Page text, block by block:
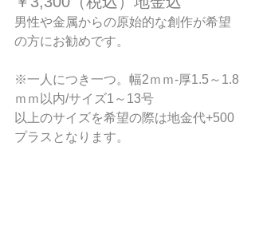
男性や金属からの原始的な創作が希望
の方にお勧めです。
※一人につき一つ。幅2ｍｍ-厚1.5～1.8
ｍｍ以内/サイズ1～13号
以上のサイズを希望の際は地金代+500
プラスとなります。